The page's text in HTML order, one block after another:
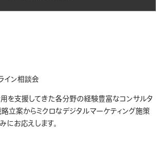
イン相談会
を支援してきた各分野の経験豊富なコンサルタ
略立案からミクロなデジタルマーケティング施策
にお応えします。